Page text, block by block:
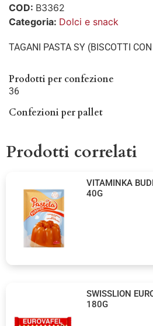
COD: B3362
Categoria: Dolci e snack
TAGANI PASTA SY (BISCOTTI
Prodotti per confezione
36
Confezioni per pallet
Prodotti correlati
VITAMINKA
40G
SWISSLION
180G